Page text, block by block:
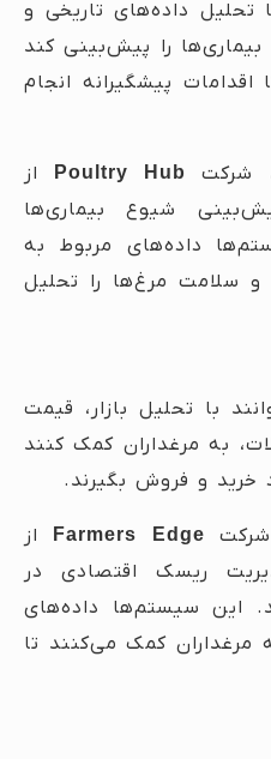
داده‌های تاریخی و
را پیش‌بینی کند
پیشگیرانه انجام
شرکت Poultry Hub
از
شیوع بیماری‌ها
داده‌های مربوط به
سلامت مرغ‌ها را تحلیل
با تحلیل بازار، قیمت
به مرغداران کمک کنند
خرید و فروش بگیرند.
Farmers Edge
از
ریسک اقتصادی در
این سیستم‌ها داده‌های
مرغداران کمک می‌کنند تا